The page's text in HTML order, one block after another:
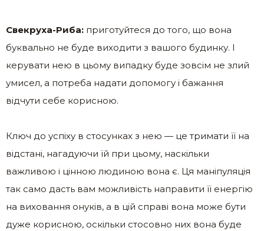
Свекруха-Риба: приготуйтеся до того, що вона
буквально не буде виходити з вашого будинку. І
керувати нею в цьому випадку буде зовсім не злий
умисел, а потреба надати допомогу і бажання
відчути себе корисною.
Ключ до успіху в стосунках з нею — це тримати її на
відстані, нагадуючи їй при цьому, наскільки
важливою і цінною людиною вона є. Ця маніпуляція
так само дасть вам можливість направити її енергію
на виховання онуків, а в цій справі вона може бути
дуже корисною, оскільки стосовно них вона буде